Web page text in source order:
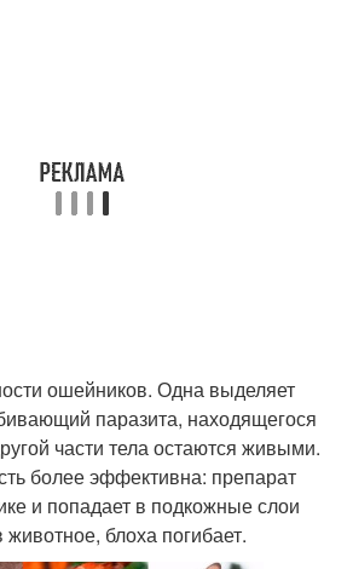
ошейников. Одна выделяет
паразита, находящегося
части тела остаются живыми.
более эффективна: препарат
и попадает в подкожные слои
животное, блоха погибает.